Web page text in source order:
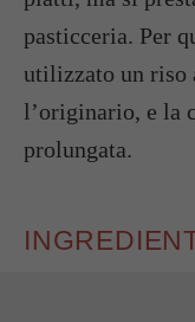
pasticceria. Per
utilizzato un riso
l’originario, e la
prolungata.